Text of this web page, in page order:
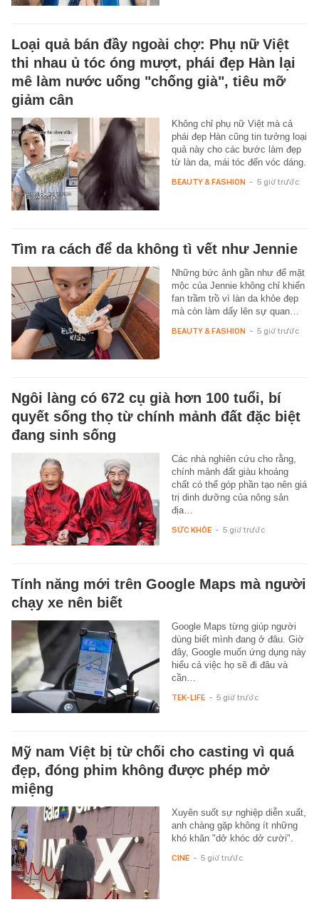
Loại quả bán đầy ngoài chợ: Phụ nữ Việt
thi nhau ủ tóc óng mượt, phái đẹp Hàn lại
mê làm nước uống "chống già", tiêu mỡ
giảm cân
Không chỉ phụ nữ Việt mà cả
phái đẹp Hàn cũng tin tưởng loại
quả này cho các bước làm đẹp
từ làn da, mái tóc đến vóc dáng.
BEAUTY & FASHION - 5 giờ trước
Tìm ra cách để da không tì vết như Jennie
Những bức ảnh gần như để mặt
mộc của Jennie không chỉ khiến
fan trầm trồ vì làn da khỏe đẹp
mà còn làm dấy lên sự quan…
BEAUTY & FASHION - 5 giờ trước
Ngôi làng có 672 cụ già hơn 100 tuổi, bí
quyết sống thọ từ chính mảnh đất đặc biệt
đang sinh sống
Các nhà nghiên cứu cho rằng,
chính mảnh đất giàu khoáng
chất có thể góp phần tạo nên giá
trị dinh dưỡng của nông sản
địa…
SỨC KHỎE - 5 giờ trước
Tính năng mới trên Google Maps mà người
chạy xe nên biết
Google Maps từng giúp người
dùng biết mình đang ở đâu. Giờ
đây, Google muốn ứng dụng này
hiểu cả việc họ sẽ đi đâu và
cần…
TEK-LIFE - 5 giờ trước
Mỹ nam Việt bị từ chối cho casting vì quá
đẹp, đóng phim không được phép mở
miệng
Xuyên suốt sự nghiệp diễn xuất,
anh chàng gặp không ít những
khó khăn "dở khóc dở cười".
CINE - 5 giờ trước